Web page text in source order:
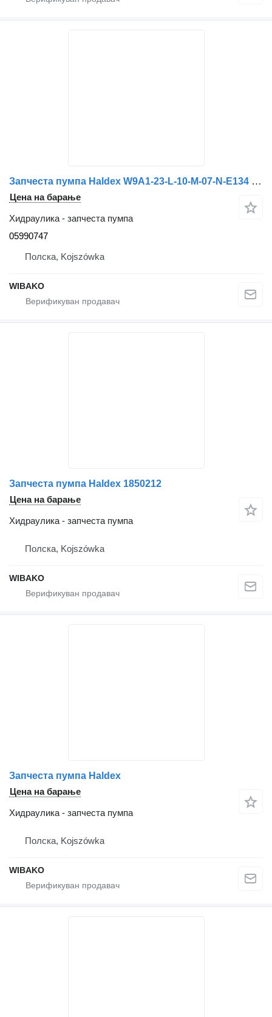
Запчеста пумпа Haldex W9A1-23-L-10-M-07-N-E134 05990747
Цена на барање
Хидраулика - запчеста пумпа
05990747
Полска, Kojszówka
WIBAKO
Запчеста пумпа Haldex 1850212
Цена на барање
Хидраулика - запчеста пумпа
Полска, Kojszówka
WIBAKO
Запчеста пумпа Haldex
Цена на барање
Хидраулика - запчеста пумпа
Полска, Kojszówka
WIBAKO